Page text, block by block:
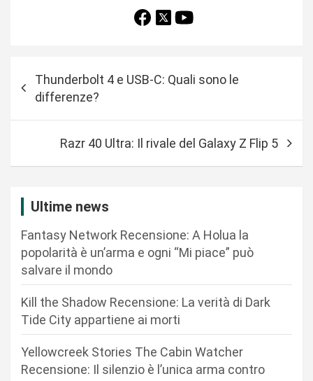
Thunderbolt 4 e USB-C: Quali sono le
differenze?
Razr 40 Ultra: Il rivale del Galaxy Z Flip 5
Ultime news
Fantasy Network Recensione: A Holua la
popolarità è un’arma e ogni “Mi piace” può
salvare il mondo
Kill the Shadow Recensione: La verità di Dark
Tide City appartiene ai morti
Yellowcreek Stories The Cabin Watcher
Recensione: Il silenzio è l’unica arma contro